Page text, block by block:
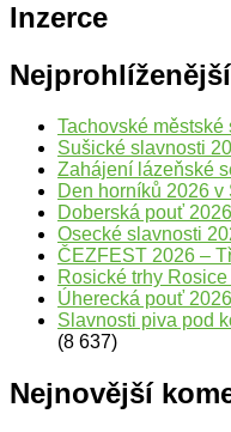
Inzerce
Tachovské
Sušické slavnosti
Zahájení lázeňské
Den horníků 2026 v
Doberská pouť
Osecké slavnosti
ČEZFEST 2026 –
Rosické trhy
Úherecká pouť 2026
Slavnosti piva pod
(8 637)
Nejnovější